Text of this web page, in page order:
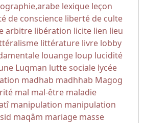
lexique leçon
de conscience liberté de culte
arbitre libération licite lien lieu
littérature livre lobby
louange loup lucidité
Luqman lutte sociale lycée
madhab madhhab Magog
mal mal-être maladie
manipulation manipulation
maqâm mariage masse